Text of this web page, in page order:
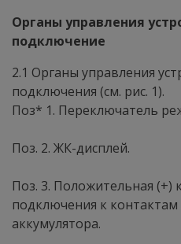
Органы управления
подключение
2.1 Органы управления
подключения (см. рис. 1).
Поз* 1. Переключатель
Поз. 2. ЖК-дисплей.
Поз. 3. Положительная (+)
подключения к
аккумулятора.